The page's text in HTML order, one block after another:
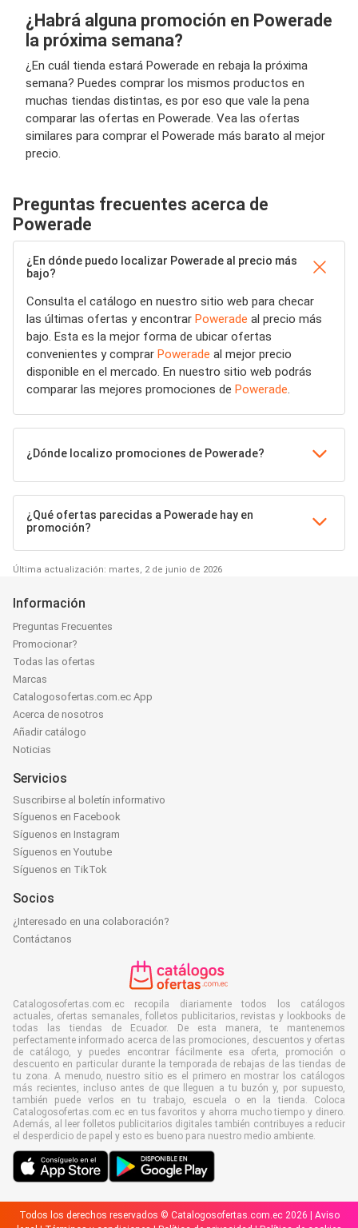
¿Habrá alguna promoción en Powerade
la próxima semana?
¿En cuál tienda estará Powerade en rebaja la próxima
semana? Puedes comprar los mismos productos en
muchas tiendas distintas, es por eso que vale la pena
comparar las ofertas en Powerade. Vea las ofertas
similares para comprar el Powerade más barato al mejor
precio.
Preguntas frecuentes acerca de
Powerade
¿En dónde puedo localizar Powerade al precio más
bajo?
Consulta el catálogo en nuestro sitio web para checar
las últimas ofertas y encontrar Powerade al precio más
bajo. Esta es la mejor forma de ubicar ofertas
convenientes y comprar Powerade al mejor precio
disponible en el mercado. En nuestro sitio web podrás
comparar las mejores promociones de Powerade
¿Dónde localizo promociones de Powerade?
¿Qué ofertas parecidas a Powerade hay en
promoción?
Última actualización: martes, 2 de junio de 2026
Información
Preguntas Frecuentes
Promocionar?
Todas las ofertas
Marcas
Catalogosofertas.com.ec App
Acerca de nosotros
Añadir catálogo
Noticias
Servicios
Suscribirse al boletín informativo
Síguenos en Facebook
Síguenos en Instagram
Síguenos en Youtube
Síguenos en TikTok
Socios
¿Interesado en una colaboración?
Contáctanos
Catalogosofertas.com.ec recopila diariamente todos los catálogos
actuales, ofertas semanales, folletos publicitarios, revistas y lookbooks de
todas las tiendas de Ecuador. De esta manera, te mantenemos
perfectamente informado acerca de las promociones, descuentos y ofertas
de catálogo, y puedes encontrar fácilmente esa oferta, promoción o
descuento en particular durante la temporada de rebajas de las tiendas de
tu zona. A menudo, nuestro sitio es el primero en mostrar los catálogos
más recientes, incluso antes de que lleguen a tu buzón y, por supuesto,
también puede verlos en tu trabajo, escuela o en la tienda. Coloca
Catalogosofertas.com.ec en tus favoritos y ahorra mucho tiempo y dinero.
Además, al leer folletos publicitarios digitales también contribuyes a reducir
el desperdicio de papel y esto es bueno para nuestro medio ambiente.
Todos los derechos reservados © Catalogosofertas.com.ec 2026 | Aviso